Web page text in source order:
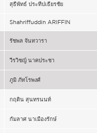
สุธีพัทธ์ ประทีปเธียรชัย
Shahriffuddin ARIFFIN
รัชพล จันทวารา
วีรวิชญ์ นาคประชา
ภูมิ ภัทโรพงศ์
กฤติน สุนทรนนท์
กัมลาศ นาเมืองรักษ์